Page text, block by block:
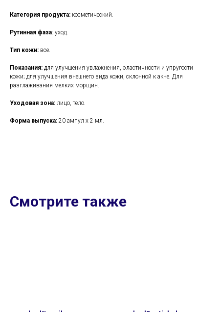
Категория продукта: косметический.
Рутинная фаза: уход.
Тип кожи: все.
Показания: для улучшения увлажнения, эластичности и упругости
кожи; для улучшения внешнего вида кожи, склонной к акне. Для
разглаживания мелких морщин.
Уходовая зона: лицо, тело.
Форма выпуска: 20 ампул x 2 мл.
Смотрите также